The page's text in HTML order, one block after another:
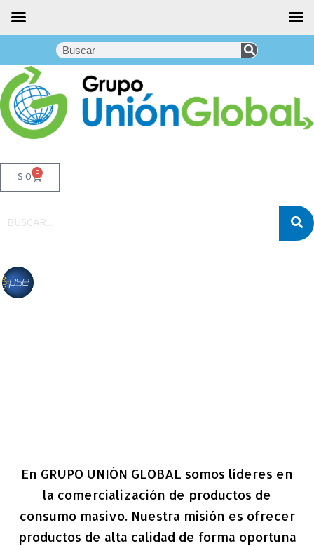
$0 0
En GRUPO UNIÓN GLOBAL somos líderes en
la comercialización de productos de
consumo masivo. Nuestra misión es ofrecer
productos de alta calidad de forma oportuna